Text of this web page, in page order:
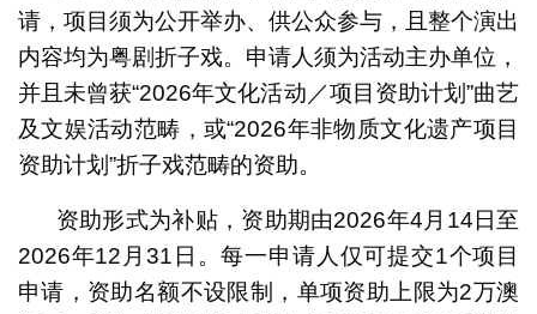
请，项目须为公开举办、供公众参与，且整个演出
内容均为粤剧折子戏。申请人须为活动主办单位，
并且未曾获“2026年文化活动／项目资助计划”曲艺
及文娱活动范畴，或“2026年非物质文化遗产项目
资助计划”折子戏范畴的资助。
资助形式为补贴，资助期由2026年4月14日至
2026年12月31日。每一申请人仅可提交1个项目
申请，资助名额不设限制，单项资助上限为2万澳